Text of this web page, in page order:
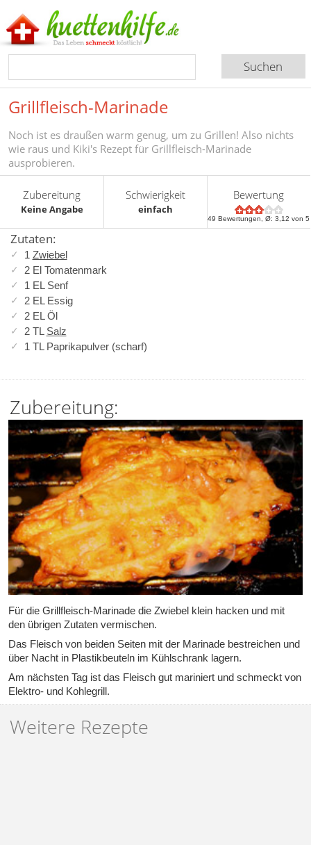
Grillfleisch-Marinade
Noch ist es draußen warm genug, um zu Grillen! Also nichts
wie raus und Kiki's Rezept für Grillfleisch-Marinade
ausprobieren.
Zubereitung
Keine Angabe
Schwierigkeit
einfach
Bewertung
49 Bewertungen, Ø:3,12 von 5
Zutaten:
1 Zwiebel
2 El Tomatenmark
1 EL Senf
2 EL Essig
2 EL Öl
2 TL Salz
1 TL Paprikapulver (scharf)
Zubereitung:
Für die Grillfleisch-Marinade die Zwiebel klein hacken und mit
den übrigen Zutaten vermischen.
Das Fleisch von beiden Seiten mit der Marinade bestreichen und
über Nacht in Plastikbeuteln im Kühlschrank lagern.
Am nächsten Tag ist das Fleisch gut mariniert und schmeckt von
Elektro- und Kohlegrill.
Weitere Rezepte